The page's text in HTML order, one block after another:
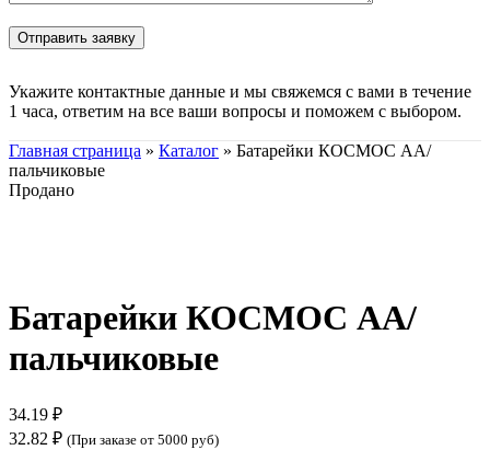
Укажите контактные данные и мы свяжемся с вами в течение
1 часа, ответим на все ваши вопросы и поможем с выбором.
Главная страница » Каталог » Батарейки КОСМОС АА/
пальчиковые
Продано
Батарейки КОСМОС АА/
пальчиковые
34.19 ₽
32.82 ₽ (При заказе от 5000 руб)